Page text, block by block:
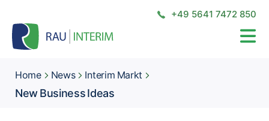
+49 5641 7472 850
Home News Interim Markt
New Business Ideas